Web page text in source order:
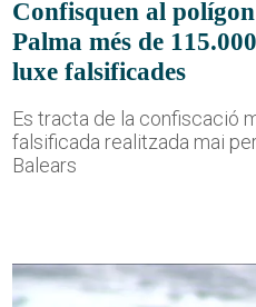
Confisquen al
Palma més de
luxe falsificades
Es tracta de la confiscació
falsificada realitzada mai
Balears